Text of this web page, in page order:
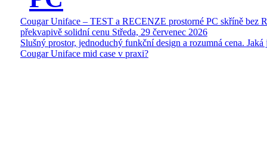
Cougar Uniface – TEST a RECENZE prostorné PC skříně bez
překvapivě solidní cenu Středa, 29 červenec 2026
Slušný prostor, jednoduchý funkční design a rozumná cena. Jaká
Cougar Uniface mid case v praxi?